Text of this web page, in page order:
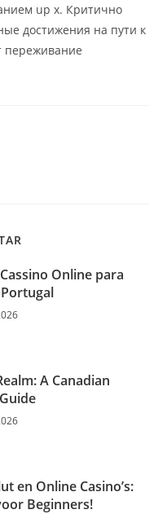
up x. Критично
достижения на пути к
переживание
Online para
A Canadian
en Online Casino’s:
Beginners!